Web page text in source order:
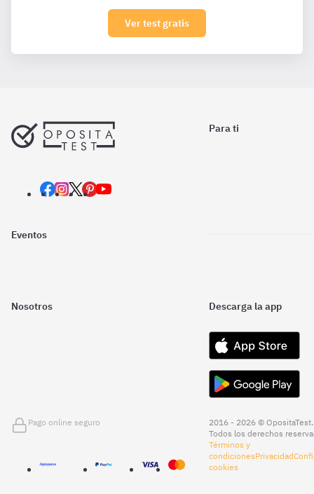
Ver test gratis
Para ti
Eventos
Nosotros Descarga la app
Pago online seguro
2016 - 2026 © OpositaTest.
Todos los derechos
Términos y
condicionesPrivacidad
cookies